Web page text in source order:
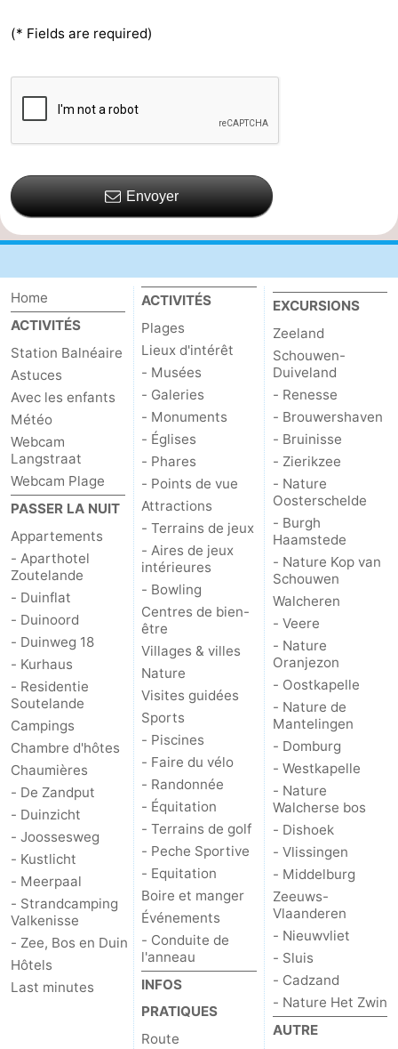
(* Fields are required)
Envoyer
Home
ACTIVITÉS
Station Balnéaire
Astuces
Avec les enfants
Météo
Webcam
Langstraat
Webcam Plage
PASSER LA NUIT
Appartements
- Aparthotel
Zoutelande
- Duinflat
- Duinoord
- Duinweg 18
- Kurhaus
- Residentie
Soutelande
Campings
Chambre d'hôtes
Chaumières
- De Zandput
- Duinzicht
- Joossesweg
- Kustlicht
- Meerpaal
- Strandcamping
Valkenisse
- Zee, Bos en Duin
Hôtels
Last minutes
ACTIVITÉS
Plages
Lieux d'intérêt
- Musées
- Galeries
- Monuments
- Églises
- Phares
- Points de vue
Attractions
- Terrains de jeux
- Aires de jeux
intérieures
- Bowling
Centres de bien-
être
Villages & villes
Nature
Visites guidées
Sports
- Piscines
- Faire du vélo
- Randonnée
- Équitation
- Terrains de golf
- Peche Sportive
- Equitation
Boire et manger
Événements
- Conduite de
l'anneau
INFOS
PRATIQUES
Route
EXCURSIONS
Zeeland
Schouwen-
Duiveland
- Renesse
- Brouwershaven
- Bruinisse
- Zierikzee
- Nature
Oosterschelde
- Burgh
Haamstede
- Nature Kop van
Schouwen
Walcheren
- Veere
- Nature
Oranjezon
- Oostkapelle
- Nature de
Mantelingen
- Domburg
- Westkapelle
- Nature
Walcherse bos
- Dishoek
- Vlissingen
- Middelburg
Zeeuws-
Vlaanderen
- Nieuwvliet
- Sluis
- Cadzand
- Nature Het Zwin
AUTRE